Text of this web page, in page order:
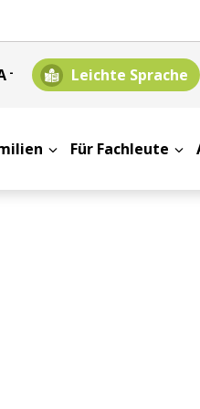
- Leichte Sprache
Für Fachleute